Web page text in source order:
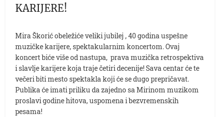
KARIJERE!
Mira Škorić obeležiće veliki jubilej , 40 godina uspešne
muzičke karijere, spektakularnim koncertom. Ovaj
koncert biće više od nastupa, prava muzička retrospektiva
i slavlje karijere koja traje četiri decenije! Sava centar će te
večeri biti mesto spektakla koji će se dugo prepričavat.
Publika će imati priliku da zajedno sa Mirinom muzikom
proslavi godine hitova, uspomena i bezvremenskih
pesama!